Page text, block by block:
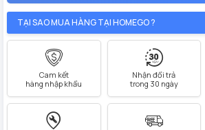
TẠI SAO MUA HÀNG TẠI HOMEGO ?
Cam kết
hàng nhập khẩu
Nhận đổi trả
trong 30 ngày